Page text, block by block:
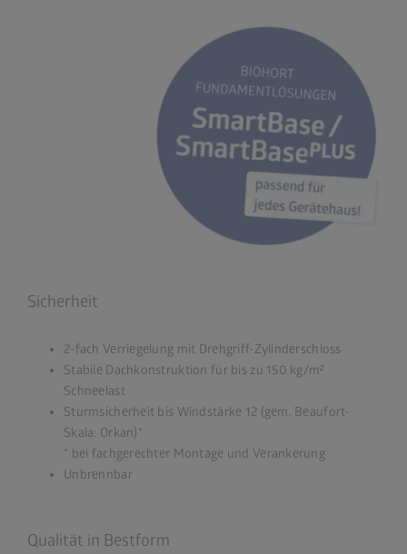
Sicherheit
2-fach Verriegelung mit Drehgriff-Zylinderschloss
Stabile Dachkonstruktion für bis zu 150 kg/m²
Schneelast
Sturmsicherheit bis Windstärke 12 (gem. Beaufort-
Skala: Orkan)*
* bei fachgerechter Montage und Verankerung
Unbrennbar
Qualität in Bestform